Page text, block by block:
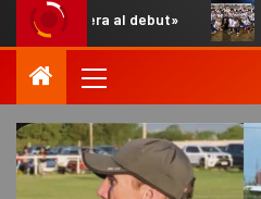
Comienzan los